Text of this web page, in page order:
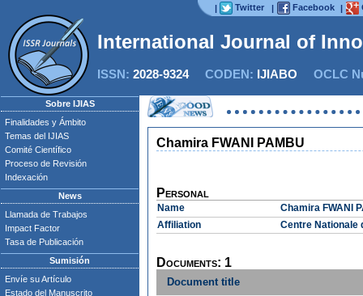
| Twitter | Facebook |
International Journal of
ISSN: 2028-9324CODEN: IJIABO OCLC
Sobre IJIAS
Finalidades y Ámbito
Temas del IJIAS
Comité Científico
Proceso de Revisión
Indexación
News
Llamada de Trabajos
Impact Factor
Tasa de Publicación
Sumisión
Envíe su Artículo
Estado del Manuscrito
Chamira FWANI PAMBU
Personal
Name
Chamira FWANI
Affiliation
Centre Nationale
Documents: 1
Document title